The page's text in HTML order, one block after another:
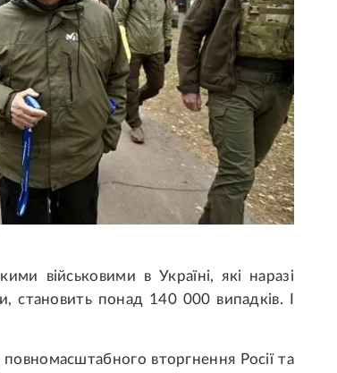
військовими в Україні, які наразі
становить понад 140 000 випадків. І
вторгнення Росії та